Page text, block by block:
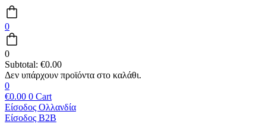
0
0
Subtotal: €0.00
0
€0.00 0 Cart
Είσοδος Ολλανδία
Είσοδος B2B